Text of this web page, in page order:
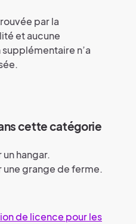
par la
et aucune
n’a
cette catégorie
hangar.
une grange de ferme.
de licence pour les